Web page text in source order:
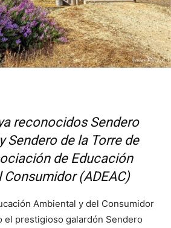
reconocidos Sendero
Sendero de la Torre de
de Educación
(ADEAC)
Ambiental y del Consumidor
el prestigioso galardón Sendero